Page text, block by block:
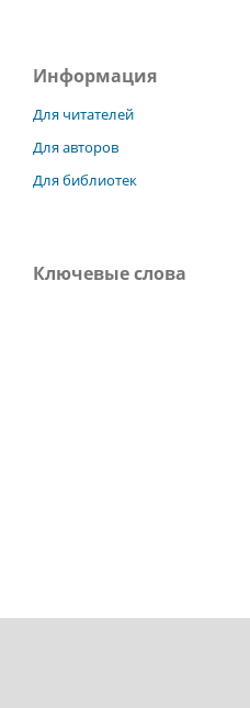
Информация
Для читателей
Для авторов
Для библиотек
Ключевые слова